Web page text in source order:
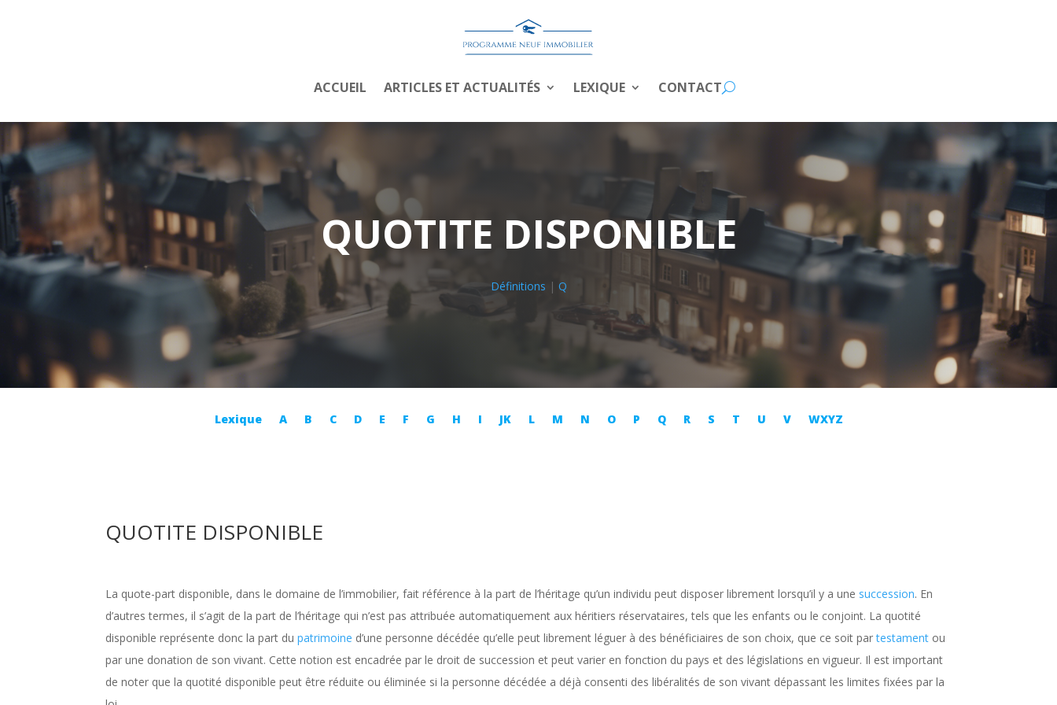
ACCUEIL ARTICLES ET ACTUALITÉS LEXIQUE CONTACT
QUOTITE DISPONIBLE
Définitions | Q
Lexique A B C D E F G H I JK L M N O P Q R S T U V WXYZ
QUOTITE DISPONIBLE
La quote-part disponible, dans le domaine de l’immobilier, fait référence à la part de l’héritage qu’un individu peut disposer librement lorsqu’il y a une succession. En
d’autres termes, il s’agit de la part de l’héritage qui n’est pas attribuée automatiquement aux héritiers réservataires, tels que les enfants ou le conjoint. La quotité
disponible représente donc la part dupatrimoine d’une personne décédée qu’elle peut librement léguer à des bénéficiaires de son choix, que ce soit partestament ou
par une donation de son vivant. Cette notion est encadrée par le droit de succession et peut varier en fonction du pays et des législations en vigueur. Il est important
de noter que la quotité disponible peut être réduite ou éliminée si la personne décédée a déjà consenti des libéralités de son vivant dépassant les limites fixées par la